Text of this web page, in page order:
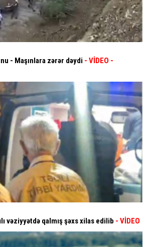
- Maşınlara zərər dəydi - VİDEO -
vəziyyətdə qalmış şəxs xilas edilib - VİDEO